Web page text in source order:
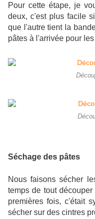
Pour cette étape, je
deux, c'est plus facile
que l'autre tient la
pâtes à l'arrivée pour
Séchage des pâtes
Nous faisons sécher
temps de tout
premières fois, c'était
sécher sur des cintres